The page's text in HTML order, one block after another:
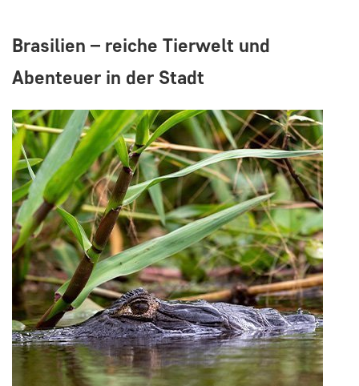
Brasilien – reiche Tierwelt und
Abenteuer in der Stadt